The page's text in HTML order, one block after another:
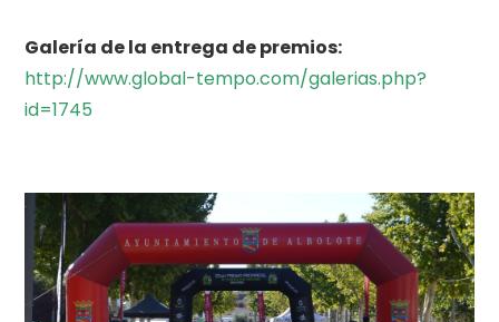
Galería de la entrega de premios:
http://www.global-tempo.com/galerias.php?
id=1745